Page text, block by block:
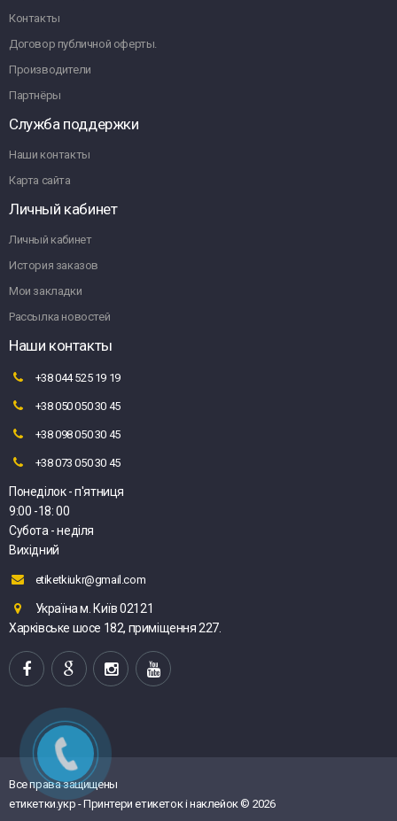
Контакты
Договор публичной оферты.
Производители
Партнёры
Служба поддержки
Наши контакты
Карта сайта
Личный кабинет
Личный кабинет
История заказов
Мои закладки
Рассылка новостей
Наши контакты
+38 044 525 19 19
+38 050 050 30 45
+38 098 050 30 45
+38 073 050 30 45
Понеділок - п'ятниця
9:00 -18: 00
Субота - неділя
Вихідний
etiketkiukr@gmail.com
Україна м. Київ 02121
Харківське шосе 182, приміщення 227.
Все права защищены
етикетки.укр - Принтери етикеток і наклейок © 2026